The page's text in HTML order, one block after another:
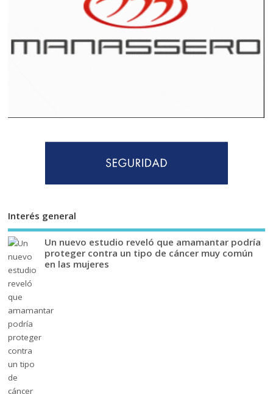
Interés general
Un nuevo estudio reveló que amamantar podría
proteger contra un tipo de cáncer muy común
en las mujeres